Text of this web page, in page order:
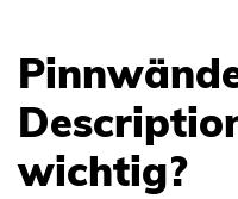
wichtig?